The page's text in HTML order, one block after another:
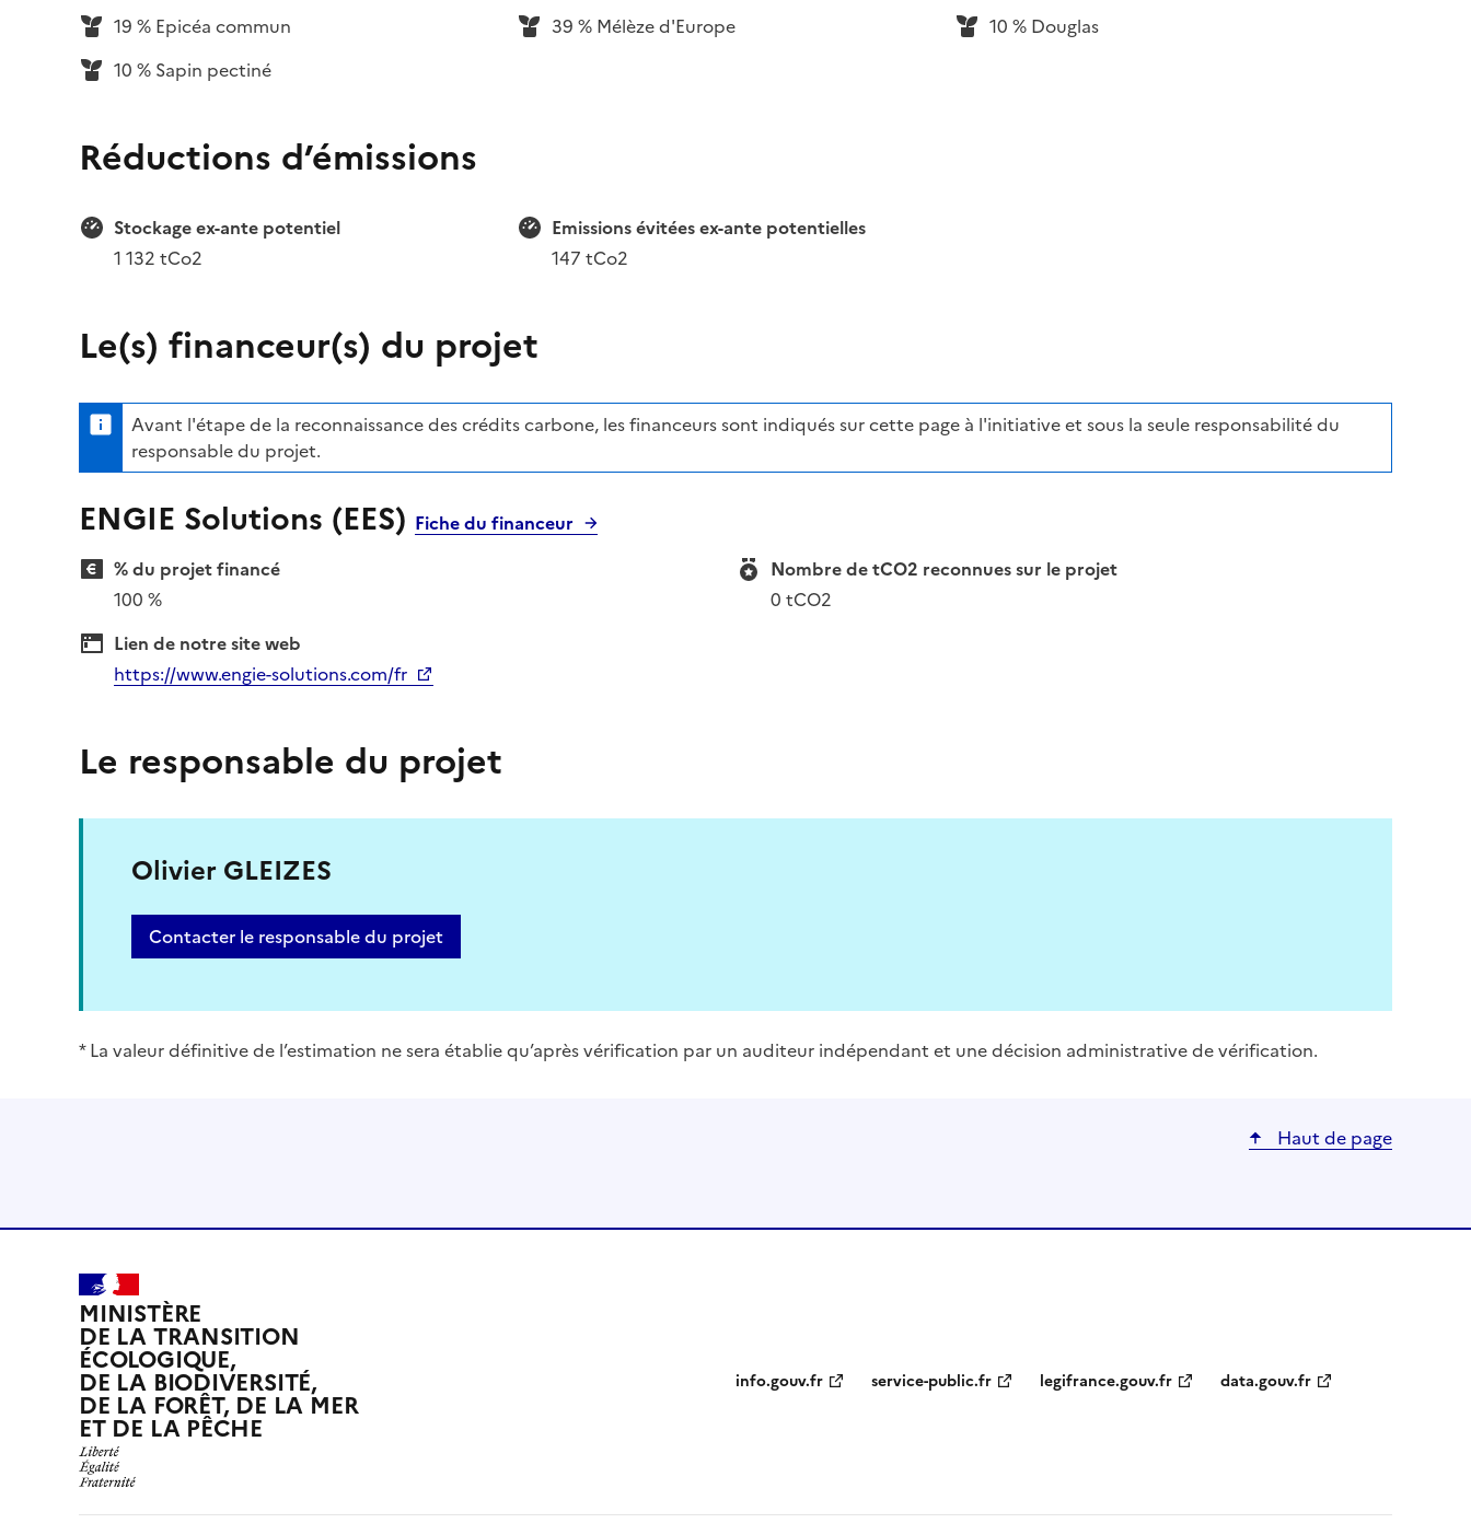
19 % Epicéa commun 39 % Mélèze d'Europe
10 % Douglas
10 % Sapin pectiné
Réductions d’émissions
Stockage ex-ante potentiel
1 132 tCo2
Emissions évitées ex-ante potentielles
147 tCo2
Le(s) financeur(s) du projet
Avant l'étape de la reconnaissance des crédits carbone, les financeurs sont indiqués sur cette page à l'initiative et sous la seule responsabilité du
responsable du projet.
ENGIE Solutions (EES) Fiche du financeur
% du projet financé
100 %
Nombre de tCO2 reconnues sur le projet
0 tCO2
Lien de notre site web
https://www.engie-solutions.com/fr
Le responsable du projet
Olivier GLEIZES
Contacter le responsable du projet
* La valeur définitive de l’estimation ne sera établie qu’après vérification par un auditeur indépendant et une décision administrative de vérification.
Haut de page
MINISTÈRE
DE LA TRANSITION
ÉCOLOGIQUE,
DE LA BIODIVERSITÉ,
DE LA FORÊT, DE LA MER
ET DE LA PÊCHE
info.gouv.fr service-public.fr legifrance.gouv.fr data.gouv.fr